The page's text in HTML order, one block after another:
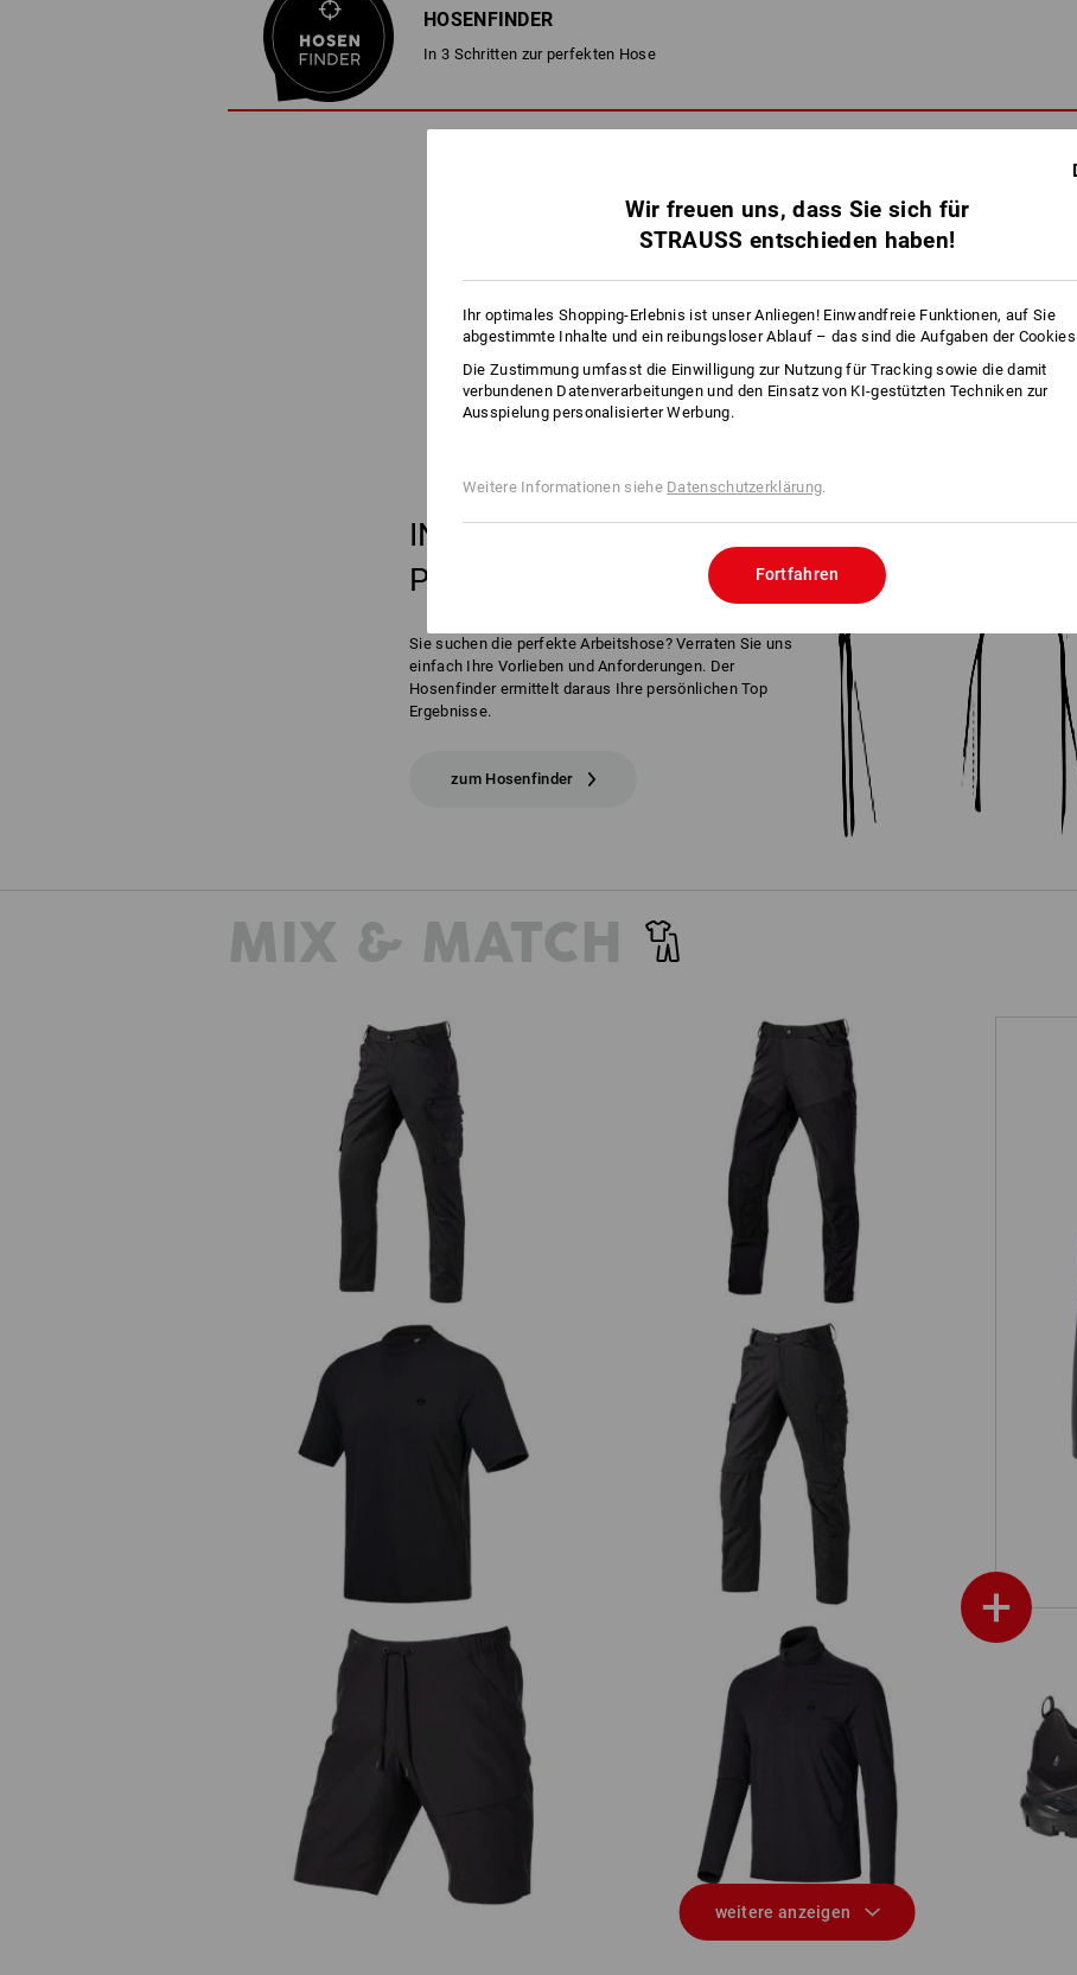
HOSENFINDER
In 3 Schritten zur perfekten Hose
IN 3 SCHRITTENZUR
PERFEKTEN
Sie suchen die perfekte Arbeitshose? Verraten Sie uns
einfach Ihre Vorlieben und Anforderungen. Der
Hosenfinder ermittelt daraus Ihre persönlichen Top
Ergebnisse.
zum Hosenfinder
MIX & MATCH
+
Cargohose e.s.trail Hybrid Funktionshose e.s.trail
Funktions T-Shirt UV e.s.trail Bundhose e.s.trail
Trekking Swim Short e.s.trail
Funktions Troyer-Longsleeve UV
S3
weitere anzeigen
Wir freuen uns, dass Sie sich für
STRAUSS entschieden haben!
Ihr optimales Shopping-Erlebnis ist unser Anliegen! Einwandfreie Funktionen, auf Sie
abgestimmte Inhalte und ein reibungsloser Ablauf – das sind die Aufgaben der Cookies.
Die Zustimmung umfasst die Einwilligung zur Nutzung für Tracking sowie die damit
verbundenen Datenverarbeitungen und den Einsatz von KI-gestützten Techniken zur
Ausspielung personalisierter Werbung.
Weitere Informationen siehe Datenschutzerklärung.
Fortfahren